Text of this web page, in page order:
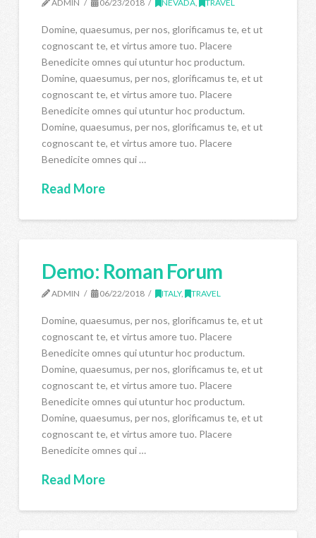
ADMIN 06/23/2018 NEVADA , TRAVEL
Domine, quaesumus, per nos, glorificamus te, et ut
cognoscant te, et virtus amore tuo. Placere
Benedicite omnes qui utuntur hoc productum.
Domine, quaesumus, per nos, glorificamus te, et ut
cognoscant te, et virtus amore tuo. Placere
Benedicite omnes qui utuntur hoc productum.
Domine, quaesumus, per nos, glorificamus te, et ut
cognoscant te, et virtus amore tuo. Placere
Benedicite omnes qui …
Read More
Demo: Roman Forum
ADMIN 06/22/2018 ITALY, TRAVEL
Domine, quaesumus, per nos, glorificamus te, et ut
cognoscant te, et virtus amore tuo. Placere
Benedicite omnes qui utuntur hoc productum.
Domine, quaesumus, per nos, glorificamus te, et ut
cognoscant te, et virtus amore tuo. Placere
Benedicite omnes qui utuntur hoc productum.
Domine, quaesumus, per nos, glorificamus te, et ut
cognoscant te, et virtus amore tuo. Placere
Benedicite omnes qui …
Read More